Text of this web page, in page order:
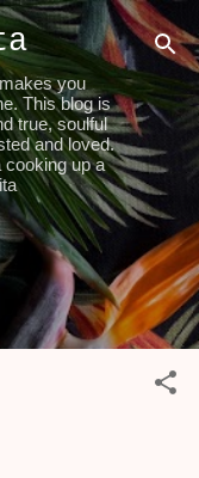
you
This blog is
true, soulful
and loved.
up a